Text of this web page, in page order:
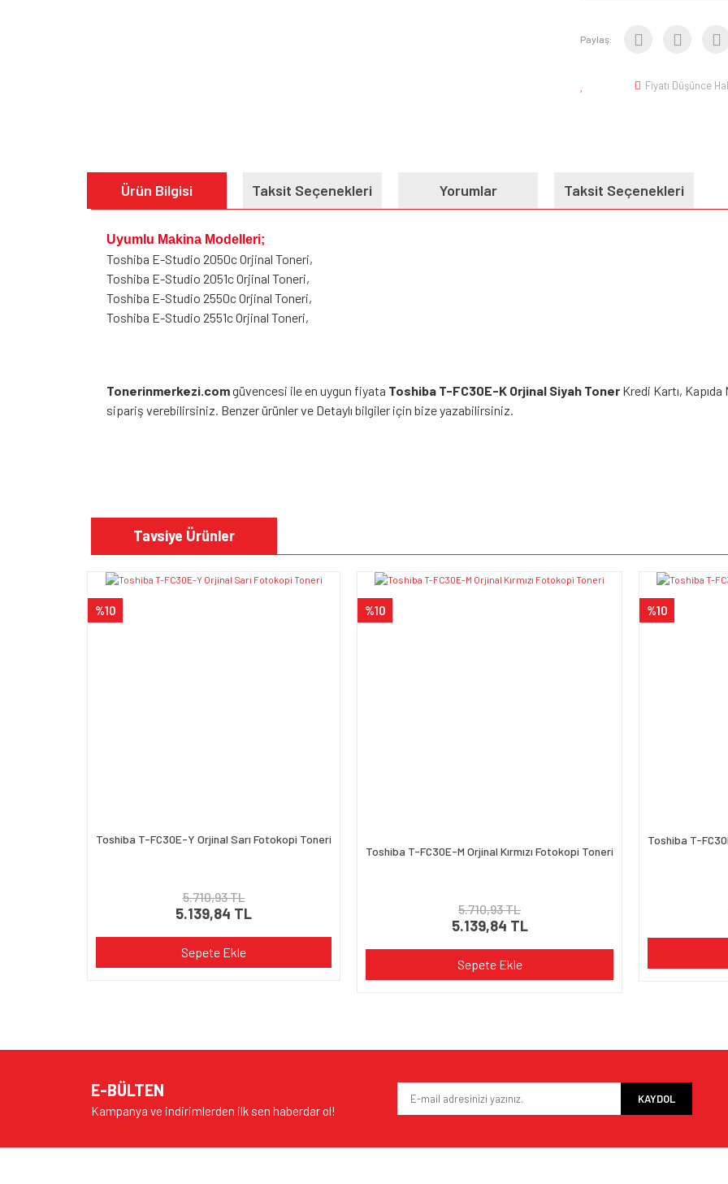
Paylaş:
Fiyatı Düşünce
Ürün Bilgisi Taksit Seçenekleri Yorumlar Taksit Seçenekleri
Uyumlu Makina Modelleri;
Toshiba E-Studio 2050c Orjinal Toneri,
Toshiba E-Studio 2051c Orjinal Toneri,
Toshiba E-Studio 2550c Orjinal Toneri,
Toshiba E-Studio 2551c Orjinal Toneri,
Tonerinmerkezi.comgüvencesi ile en uygun fiyata Toshiba T-FC30E-K Orjinal Siyah Toner Kredi Kartı,
sipariş verebilirsiniz. Benzer ürünler ve Detaylı bilgiler için bize yazabilirsiniz.
Yorum Yaz
Görüş ve önerileriniz için teşekkür ederiz.
Ürün açıklamasında eksik bilgiler bulunuyor.
Tavsiye Ürünler
%10
Toshiba T-FC30E-Y Orjinal Sarı Fotokopi Toneri
5.710,93 TL
5.139,84 TL
Sepete Ekle
%10
Toshiba T-FC30E-M Orjinal Kırmızı Fotokopi Toneri
5.710,93 TL
5.139,84 TL
Sepete Ekle
%10
Toshiba T-
E-BÜLTEN
Kampanya ve indirimlerden ilk sen haberdar ol!
KAYDOL